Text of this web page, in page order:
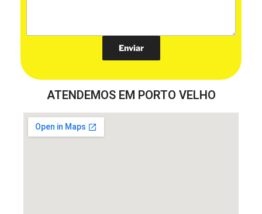
ATENDEMOS EM PORTO VELHO